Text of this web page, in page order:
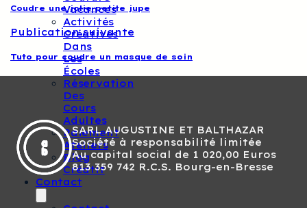
Vacances
Activités
Créatives
Dans
Les
Écoles
Réservation
Des
Cours
Adultes
Paiement
Ateliers
Blog
Créatif
Contact
Coudre une jolie petite jupe
Publication suivante
Tuto pour coudre un masque de soin
SARL AUGUSTINE ET BALTHAZAR
Société à responsabilité limitée
Au capital social de 1 020,00 Euros
813 359 742 R.C.S. Bourg-en-Bresse